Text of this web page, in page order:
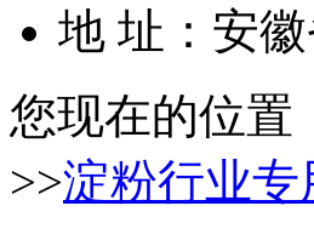
地 址：安
您现在的位置
>>淀粉行业专